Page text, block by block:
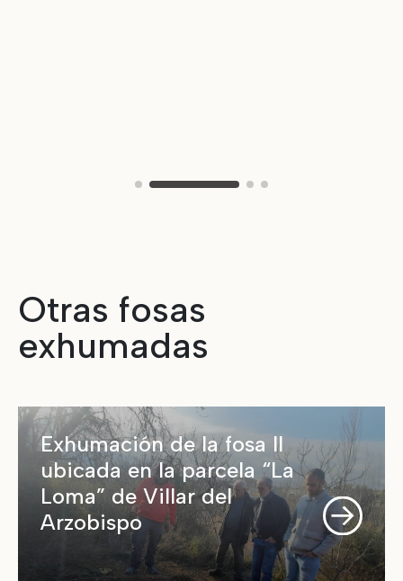
Otras fosas
exhumadas
Exhumación de la fosa II
ubicada en la parcela “La
Loma” de Villar del
Arzobispo